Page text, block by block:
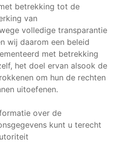
betrekking tot de
van
volledige transparantie
wij daarom een beleid
met betrekking
het doel ervan alsook de
om hun de rechten
uitoefenen.
over de
kunt u terecht